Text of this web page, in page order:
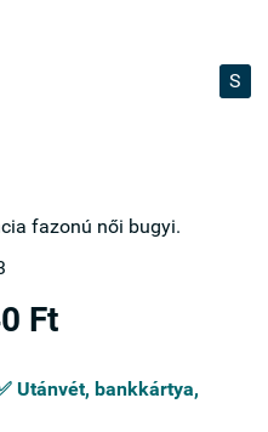
S
fazonú női bugyi.
Ft
Utánvét, bankkártya,